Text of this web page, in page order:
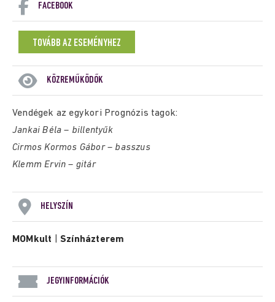
FACEBOOK
TOVÁBB AZ ESEMÉNYHEZ
KÖZREMŰKÖDŐK
Vendégek az egykori Prognózis tagok:
Jankai Béla – billentyűk
Cirmos Kormos Gábor – basszus
Klemm Ervin – gitár
HELYSZÍN
MOMkult |Színházterem
JEGYINFORMÁCIÓK